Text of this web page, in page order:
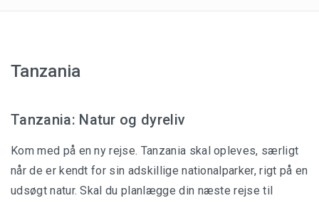
Tøj til safari
Tanzania
Tanzania: Natur og dyreliv
Kom med på en ny rejse. Tanzania skal opleves, særligt
når de er kendt for sin adskillige nationalparker, rigt på en
udsøgt natur. Skal du planlægge din næste rejse til